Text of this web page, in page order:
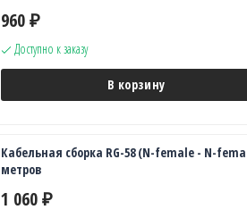
960 ₽
Доступно к заказу
В корзину
Кабельная сборка RG-58 (N-female - N-
метров
1 060 ₽